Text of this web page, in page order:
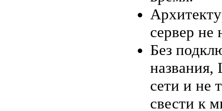
сервер не
Без
названия,
сети и не
свести к